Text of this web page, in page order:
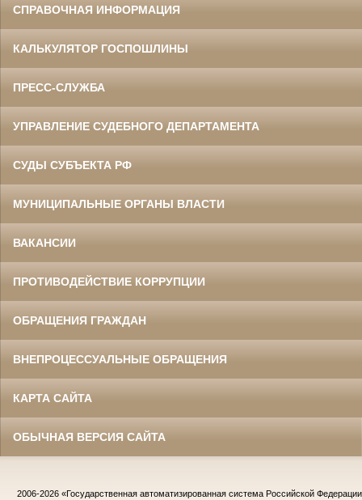
СПРАВОЧНАЯ ИНФОРМАЦИЯ
КАЛЬКУЛЯТОР ГОСПОШЛИНЫ
ПРЕСС-СЛУЖБА
УПРАВЛЕНИЕ СУДЕБНОГО ДЕПАРТАМЕНТА
СУДЫ СУБЪЕКТА РФ
МУНИЦИПАЛЬНЫЕ ОРГАНЫ ВЛАСТИ
ВАКАНСИИ
ПРОТИВОДЕЙСТВИЕ КОРРУПЦИИ
ОБРАЩЕНИЯ ГРАЖДАН
ВНЕПРОЦЕССУАЛЬНЫЕ ОБРАЩЕНИЯ
КАРТА САЙТА
ОБЫЧНАЯ ВЕРСИЯ САЙТА
2006-2026 «Государственная автоматизированная система Российской